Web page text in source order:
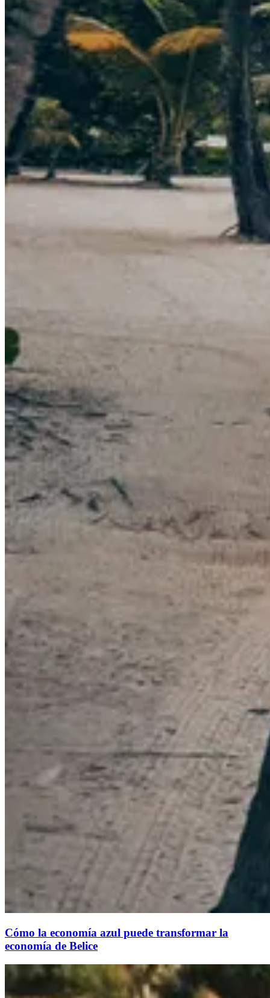
Cómo la economía azul puede transformar la
economía de Belice